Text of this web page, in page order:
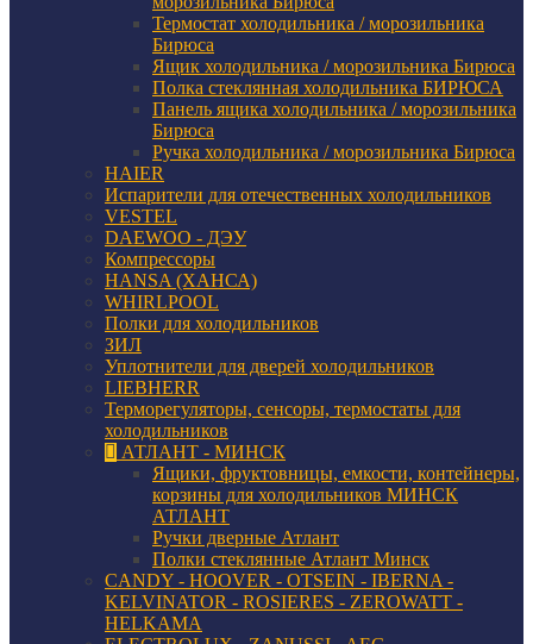
Термостат холодильника / морозильника
Бирюса
Ящик холодильника / морозильника Бирюса
Полка стеклянная холодильника БИРЮСА
Панель ящика холодильника / морозильника
Бирюса
Ручка холодильника / морозильника Бирюса
HAIER
Испарители для отечественных холодильников
VESTEL
DAEWOO - ДЭУ
Компрессоры
HANSA (ХАНСА)
WHIRLPOOL
Полки для холодильников
ЗИЛ
Уплотнители для дверей холодильников
LIEBHERR
Терморегуляторы, сенсоры, термостаты для
холодильников
АТЛАНТ - МИНСК
Ящики, фруктовницы, емкости, контейнеры,
корзины для холодильников МИНСК
АТЛАНТ
Ручки дверные Атлант
Полки стеклянные Атлант Минск
CANDY - HOOVER - OTSEIN - IBERNA -
KELVINATOR - ROSIERES - ZEROWATT -
HELKAMA